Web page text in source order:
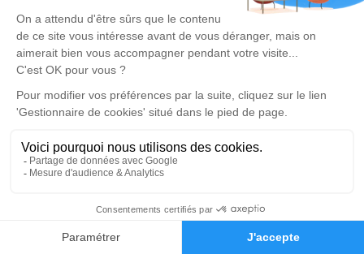
Faire-part Hommages
Je rends hommage
Cérémonie religieuse
mardi 16 avril 2024 à 10h00
Place Didier Tramoni
13240 Septèmes-les-Vallons
Je rends hommage